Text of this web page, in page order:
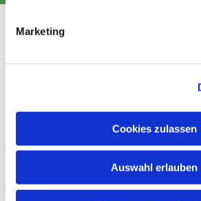
Marketing
Cookies zulassen
Auswahl erlauben
Adresse
Kirchengemeinde Pfarrei
Hl. Theresa von Avila Berlin
Leitender Pfarrer - Norbert
Behaimstr. 39
+49 30
924
Fax +49
30
18